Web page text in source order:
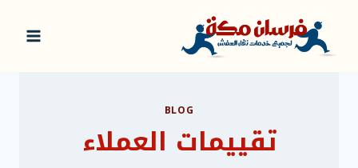
المحتوى
BLOG
تقييمات العملاء